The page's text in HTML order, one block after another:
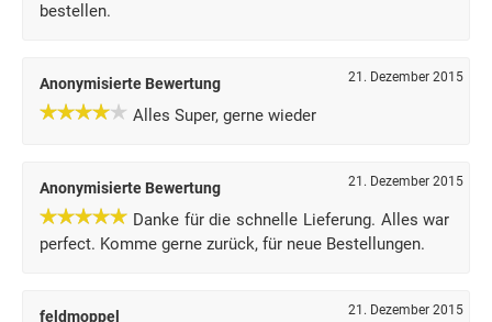
bestellen.
Anonymisierte Bewertung 21. Dezember 2015
Alles Super, gerne wieder
Anonymisierte Bewertung 21. Dezember 2015
Danke für die schnelle Lieferung. Alles war
perfect. Komme gerne zurück, für neue Bestellungen.
feldmoppel 21. Dezember 2015